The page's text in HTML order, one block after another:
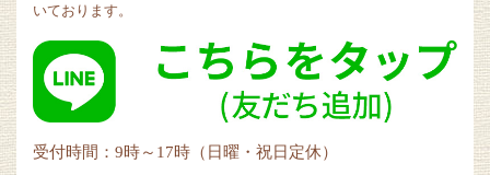
いております。
受付時間：9時～17時（日曜・祝日定休）